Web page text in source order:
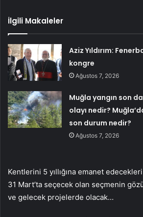
İlgili Makaleler
Aziz Yıldırım:
kongre
Ağustos 7, 2026
Muğla yangın son
olayı nedir?
son durum nedir?
Ağustos 7, 2026
Kentlerini 5 yıllığına emanet
31 Mart’ta seçecek olan seçmenin
ve gelecek projelerde olacak…